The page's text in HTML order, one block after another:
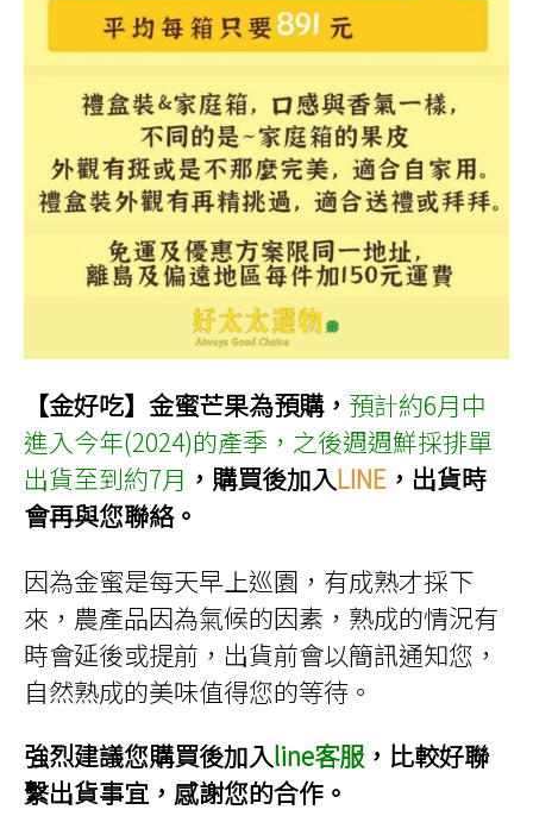
【金好吃】金蜜芒果為預購， 預計約6月中
進入今年(2024)的產季，之後週週鮮採排單
出貨至到約7月 ，購買後加入LINE ，出貨時
會再與您聯絡。
因為金蜜是每天早上巡園，有成熟才採下
來，農產品因為氣候的因素，熟成的情況有
時會延後或提前，出貨前會以簡訊通知您，
自然熟成的美味值得您的等待。
強烈建議您購買後加入line客服 ，比較好聯
繫出貨事宜，感謝您的合作。